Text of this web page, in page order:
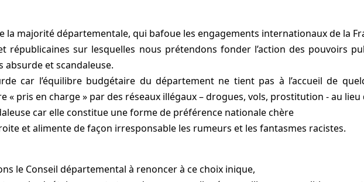
la majorité départementale, qui bafoue les engagements internationaux de la
républicaines sur lesquelles nous prétendons fonder l’action des pouvoirs
absurde et scandaleuse.
car l’équilibre budgétaire du département ne tient pas à l’accueil de
« pris en charge » par des réseaux illégaux – drogues, vols, prostitution - au lieu
car elle constitue une forme de préférence nationale chère
et alimente de façon irresponsable les rumeurs et les fantasmes racistes.
le Conseil départemental à renoncer à ce choix inique,